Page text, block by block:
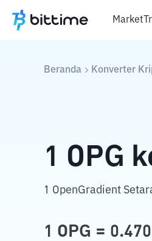
Market
Beranda Konverter
1 OPG
1 OpenGradient
1 OPG =